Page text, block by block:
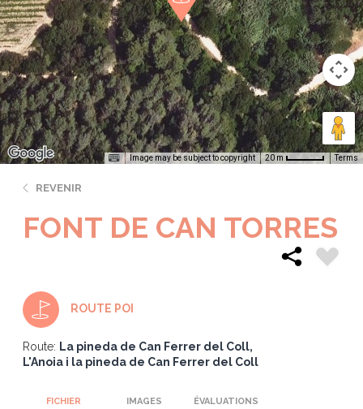
Image may be subject to copyright 20 m Terms
REVENIR
FONT DE CAN TORRES
ROUTE POI
Route: La pineda de Can Ferrer del Coll
L'Anoia i la pineda de Can Ferrer del Coll
FICHIER IMAGES ÉVALUATIONS